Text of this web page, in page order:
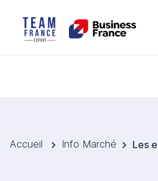
Accueil Info Marché